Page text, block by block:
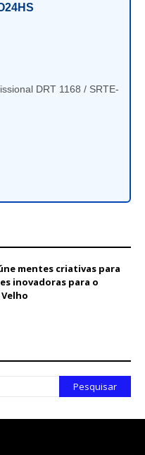
DRT 1168 / SRTE-
mentes criativas para
inovadoras para o